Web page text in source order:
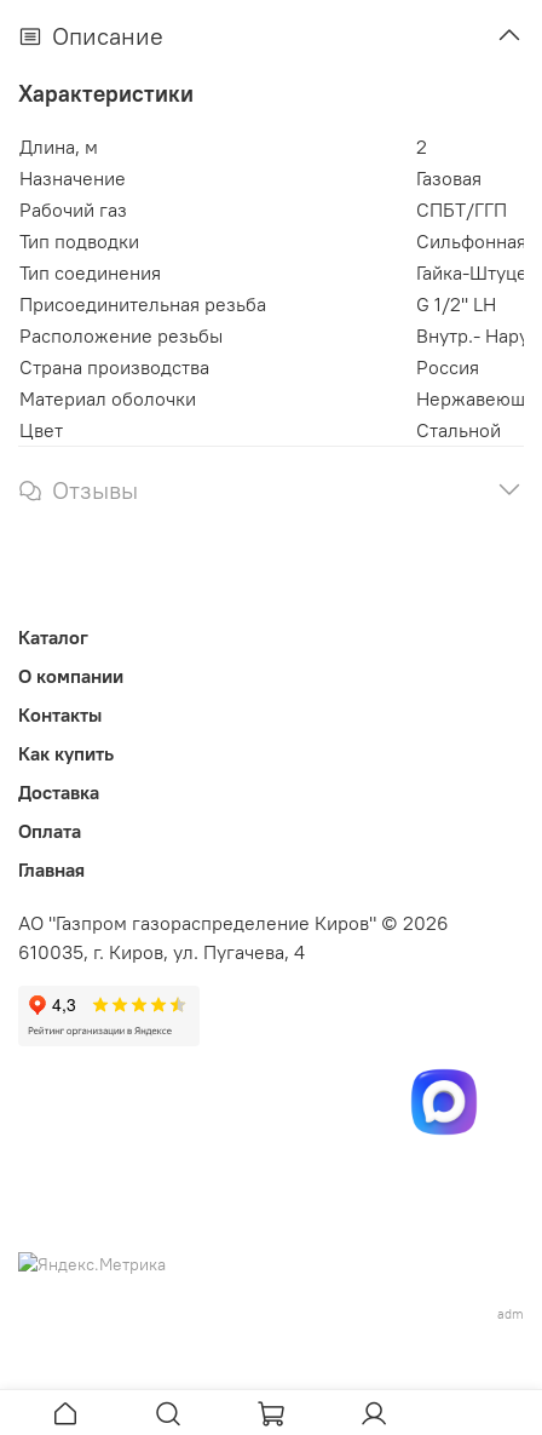
Описание
Характеристики
Длина, м
2
Назначение
Газовая
Рабочий газ
СПБТ/ГГП
Тип подводки
Сильфонная
Тип соединения
Гайка-Штуцер
Присоединительная резьба
G 1/2'' LH
Расположение резьбы
Внутр.-
Страна производства
Россия
Материал оболочки
Цвет
Стальной
Отзывы
Каталог
О компании
Контакты
Как купить
Доставка
Оплата
Главная
АО "Газпром газораспределение Киров" © 2026
610035, г. Киров, ул. Пугачева, 4
adm